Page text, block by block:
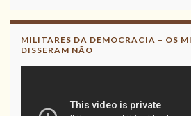
Leia,
MILITARES DA DEMOCRACIA – OS
DISSERAM NÃO